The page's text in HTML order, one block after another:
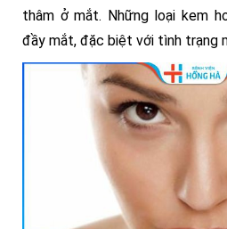
thâm ở mắt. Những loại kem
đầy mắt, đặc biệt với tình trạng